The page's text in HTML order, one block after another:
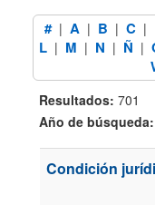
# | A | B | C |
L | M | N | Ñ |
Resultados: 701
Año de búsqueda:
Condición